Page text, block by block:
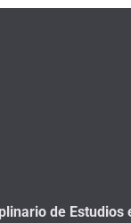
de Estudios